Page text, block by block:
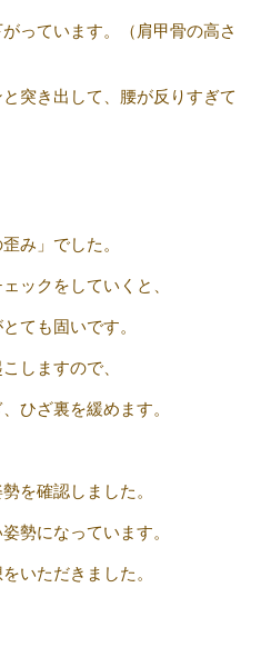
っています。（肩甲骨の高さ
突き出して、腰が反りすぎて
み」でした。
ックをしていくと、
ても固いです。
しますので、
ひざ裏を緩めます。
を確認しました。
勢になっています。
いただきました。